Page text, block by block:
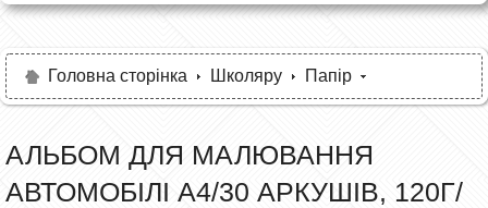
Фарби та пензлі
Різне
Головна сторінка Школяру Папір
АЛЬБОМ ДЛЯ МАЛЮВАННЯ
АВТОМОБІЛІ А4/30 АРКУШІВ, 120Г/